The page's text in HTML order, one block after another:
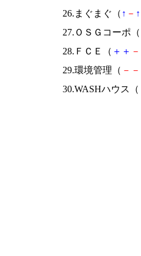
26.まぐまぐ（ ↑ － ↑
27.ＯＳＧコーポ（
28.ＦＣＥ（ ＋ ＋ －
29.環境管理（ － －
30.WASHハウス（